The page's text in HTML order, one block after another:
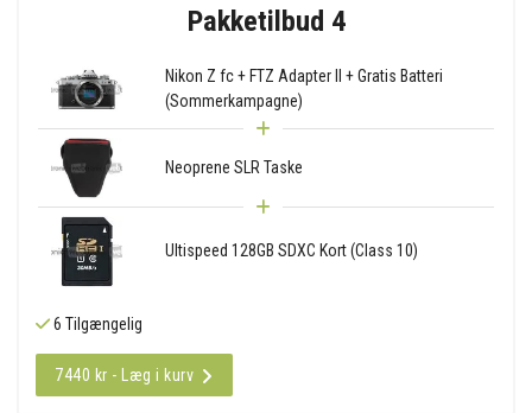
Pakketilbud 4
Nikon Z fc + FTZ Adapter II + Gratis Batteri
(Sommerkampagne)
Neoprene SLR Taske
Ultispeed 128GB SDXC Kort (Class 10)
6 Tilgængelig
7440 kr - Læg i kurv